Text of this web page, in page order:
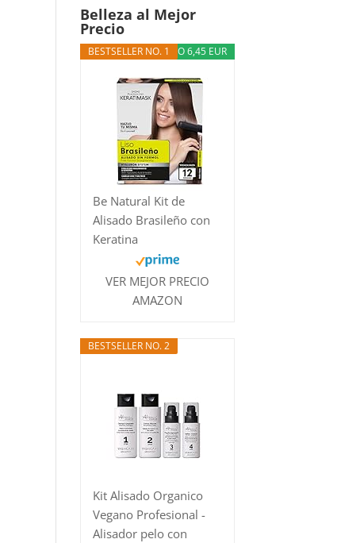
Belleza al Mejor
Precio
DESCUENTO 6,45 EUR
BESTSELLER NO. 1
Be Natural Kit de
Alisado Brasileño con
Keratina
VER MEJOR PRECIO
AMAZON
BESTSELLER NO. 2
Kit Alisado Organico
Vegano Profesional -
Alisador pelo con